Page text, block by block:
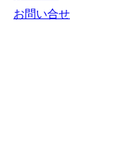
お問い合せ